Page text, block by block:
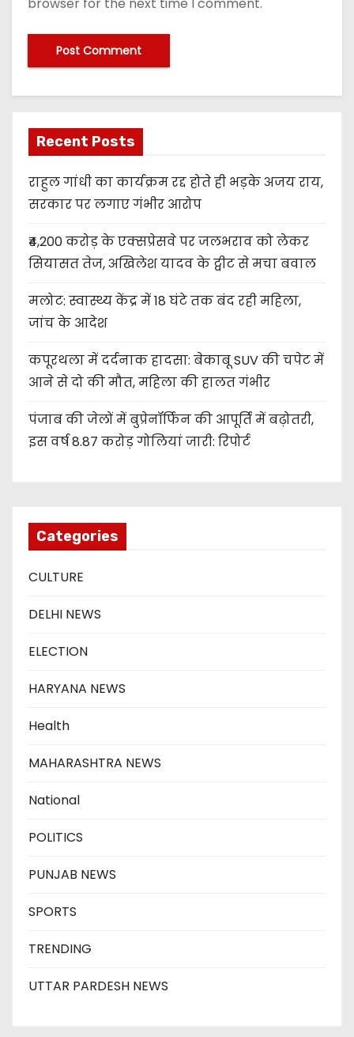
browser for the next time I comment.
Recent Posts
राहुल गांधी का कार्यक्रम रद्द होते ही भड़के अजय राय,
सरकार पर लगाए गंभीर आरोप
₹4,200 करोड़ के एक्सप्रेसवे पर जलभराव को लेकर
सियासत तेज, अखिलेश यादव के ट्वीट से मचा बवाल
मलोट: स्वास्थ्य केंद्र में 18 घंटे तक बंद रही महिला,
जांच के आदेश
कपूरथला में दर्दनाक हादसा: बेकाबू SUV की चपेट में
आने से दो की मौत, महिला की हालत गंभीर
पंजाब की जेलों में बुप्रेनॉर्फिन की आपूर्ति में बढ़ोतरी,
इस वर्ष 8.87 करोड़ गोलियां जारी: रिपोर्ट
Categories
CULTURE
DELHI NEWS
ELECTION
HARYANA NEWS
Health
MAHARASHTRA NEWS
National
POLITICS
PUNJAB NEWS
SPORTS
TRENDING
UTTAR PARDESH NEWS